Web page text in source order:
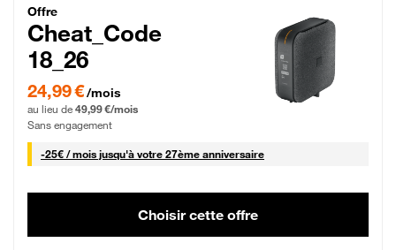
Cheat_Code Fibre_18_26
Offre
Cheat_Code
18_26
24,99 € par mois pendant 0 mois puis 49,99 € par mois, Sans engagement
24,99 €/mois
au lieu de 49,99 €/mois
Sans engagement
-25€ / mois25 € par mois
jusqu'à votre 27ème anniversaire
Choisir cette offre